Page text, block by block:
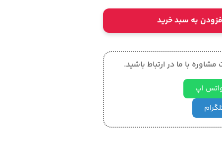
به سبد خرید
مشاوره با ما در ارتباط باشید.
واتس اپ